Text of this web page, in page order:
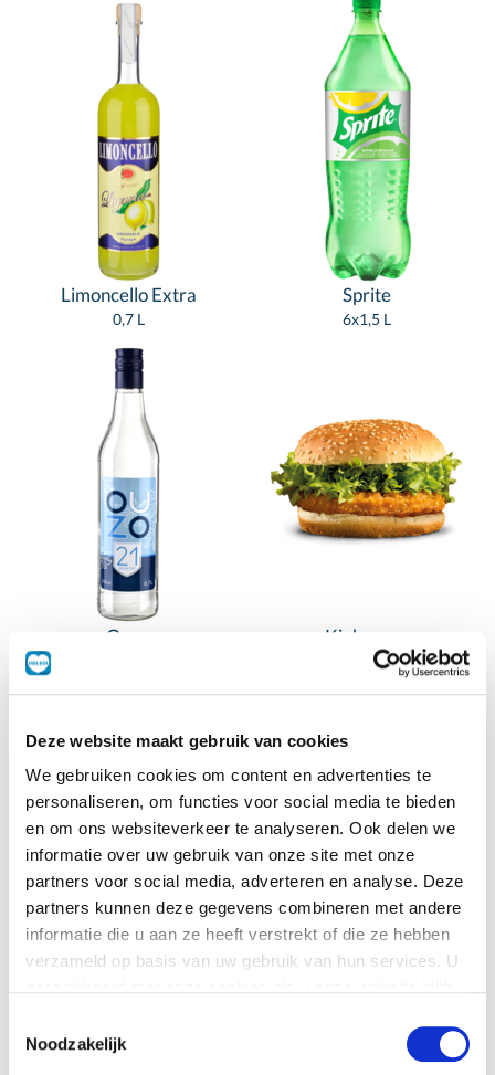
Deze website maakt gebruik van cookies
We gebruiken cookies om content en advertenties te
personaliseren, om functies voor social media te bieden
en om ons websiteverkeer te analyseren. Ook delen we
informatie over uw gebruik van onze site met onze
partners voor social media, adverteren en analyse. Deze
partners kunnen deze gegevens combineren met andere
informatie die u aan ze heeft verstrekt of die ze hebben
verzameld op basis van uw gebruik van hun services. U
Noodzakelijk
Limoncello Extra
0,7 L
Sprite
6x1,5 L
Ouzo Kipburger
24 st
Fanta Orange